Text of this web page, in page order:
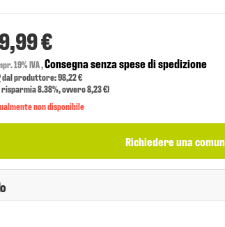
€
19% IVA ,Consegna senza spese di spedizione
dal produttore: 98,22 €
risparmia8.38%, ovvero8,23 €)
non disponibile
Richiedere una